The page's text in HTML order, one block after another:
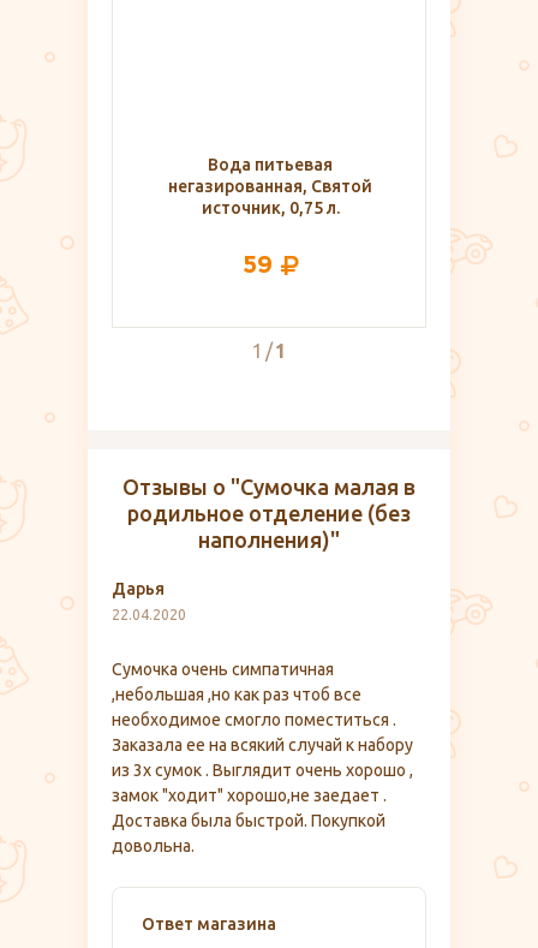
Вода питьевая
негазированная, Святой
источник, 0,75 л.
59
1 1
Отзывы о "Сумочка малая в
родильное отделение (без
наполнения)"
Дарья
22.04.2020
Сумочка очень симпатичная
,небольшая ,но как раз чтоб все
необходимое смогло поместиться .
Заказала ее на всякий случай к набору
из 3х сумок . Выглядит очень хорошо ,
замок "ходит" хорошо,не заедает .
Доставка была быстрой. Покупкой
довольна.
Ответ магазина